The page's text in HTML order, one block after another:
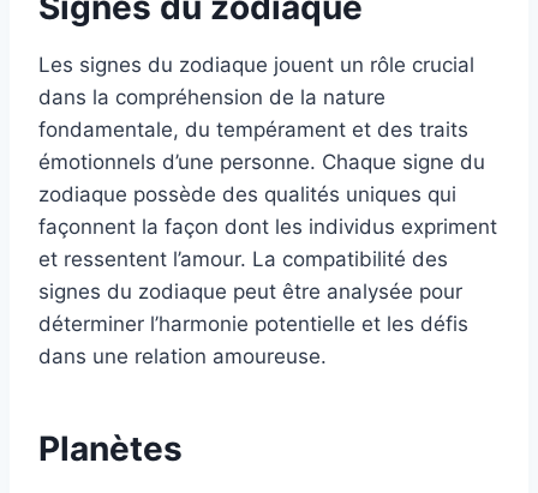
Les signes du zodiaque jouent un rôle crucial
dans la compréhension de la nature
fondamentale, du tempérament et des traits
émotionnels d’une personne. Chaque signe du
zodiaque possède des qualités uniques qui
façonnent la façon dont les individus expriment
et ressentent l’amour. La compatibilité des
signes du zodiaque peut être analysée pour
déterminer l’harmonie potentielle et les défis
dans une relation amoureuse.
Planètes